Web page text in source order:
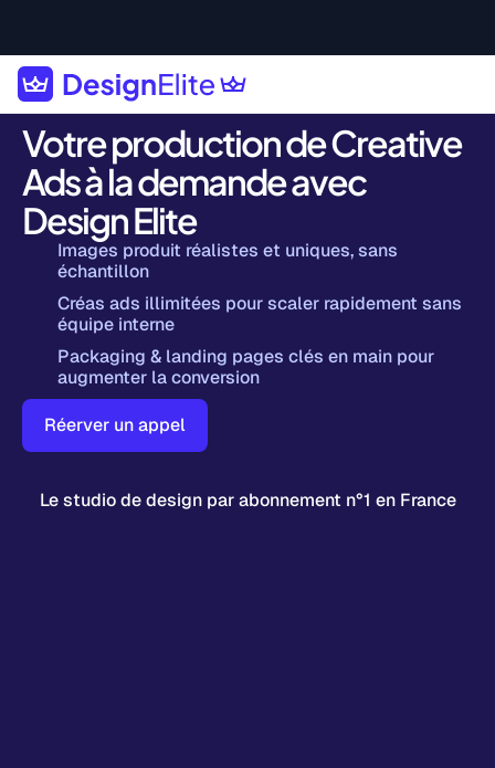
Votre production de Creative
Ads à la demande avec
Design Elite
Images produit réalistes et uniques, sans
échantillon
Créas ads illimitées pour scaler rapidement sans
équipe interne
Packaging & landing pages clés en main pour
augmenter la conversion
Réerver un appel
Le studio de design par abonnement n°1 en France